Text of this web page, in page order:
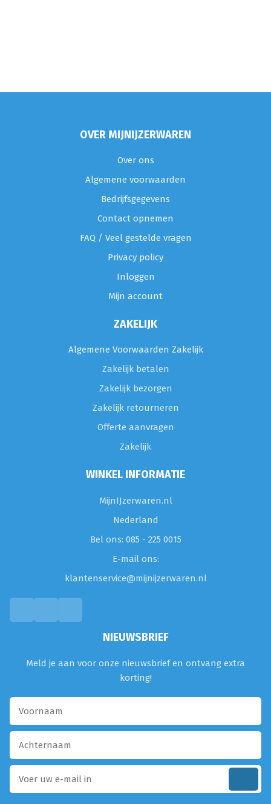
OVER MIJNIJZERWAREN
Over ons
Algemene voorwaarden
Bedrijfsgegevens
Contact opnemen
FAQ / Veel gestelde vragen
Privacy policy
Inloggen
Mijn account
ZAKELIJK
Algemene Voorwaarden Zakelijk
Zakelijk betalen
Zakelijk bezorgen
Zakelijk retourneren
Offerte aanvragen
Zakelijk
WINKEL INFORMATIE
MijnIJzerwaren.nl
Nederland
Bel ons: 085 - 225 0015
E-mail ons:
klantenservice@mijnijzerwaren.nl
NIEUWSBRIEF
Meld je aan voor onze nieuwsbrief en ontvang extra
korting!